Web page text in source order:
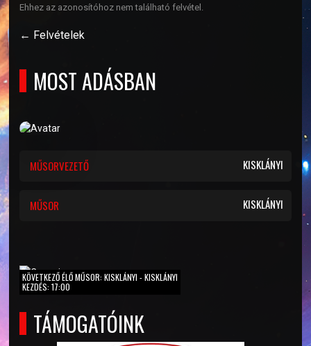
Ehhez az azonosítóhoz nem található felvétel.
← Felvételek
MOST ADÁSBAN
MŰSORVEZETŐ KISKLÁNYI
MŰSOR KISKLÁNYI
KÖVETKEZŐ ÉLŐ MŰSOR: KISKLÁNYI - KISKLÁNYI
KEZDÉS: 17:00
TÁMOGATÓINK